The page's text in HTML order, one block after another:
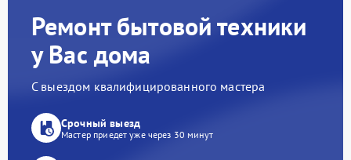
Ремонт бытовой техники
у Вас дома
С выездом квалифицированного мастера
Срочный выезд
Мастер приедет уже через 30 минут